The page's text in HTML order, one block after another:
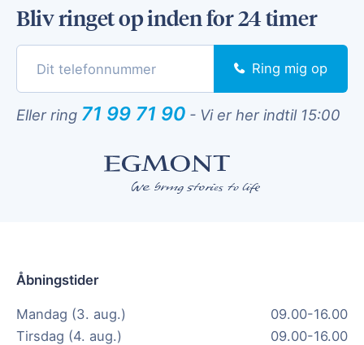
Bliv ringet op inden for 24 timer
Ring mig op
Eller ring 71 99 71 90 - Vi er her indtil 15:00
Åbningstider
Mandag (3. aug.)
09.00-16.00
Tirsdag (4. aug.)
09.00-16.00